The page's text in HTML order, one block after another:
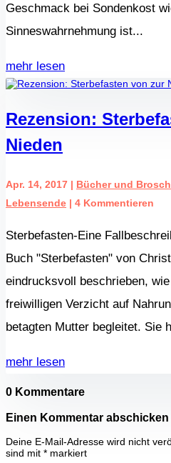
Geschmack bei Sondenkost
Sinneswahrnehmung ist...
mehr lesen
Rezension:
Nieden
Apr. 14, 2017 | Bücher und
Lebensende | 4 Kommentieren
Sterbefasten-Eine
Buch "Sterbefasten" von
eindrucksvoll beschrieben,
freiwilligen Verzicht auf
betagten Mutter begleitet. Sie
mehr lesen
0 Kommentare
Einen Kommentar abschicken
Deine E-Mail-Adresse wird nicht
sind mit * markiert